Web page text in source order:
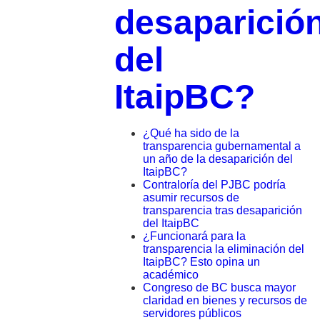
del
ItaipBC?
¿Qué ha sido de la
transparencia gubernamental a
un año de la desaparición del
ItaipBC?
Contraloría del PJBC podría
asumir recursos de
transparencia tras desaparición
del ItaipBC
¿Funcionará para la
transparencia la eliminación del
ItaipBC? Esto opina un
académico
Congreso de BC busca mayor
claridad en bienes y recursos de
servidores públicos